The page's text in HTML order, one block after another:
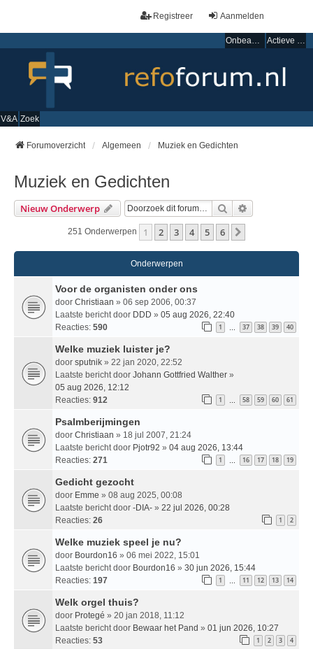
Aanmelden
Registreer
Onbeantwoorde onderwerpen Actieve onderwerpen
V&A Zoek
Forumoverzicht Algemeen Muziek en Gedichten
Muziek en Gedichten
Nieuw Onderwerp Zoek
251 Onderwerpen 1 2 3 4 5 6
Onderwerpen
Voor de organisten onder ons
door Christiaan » 06 sep 2006, 00:37
Laatste bericht door DDD » 05 aug 2026, 22:40
Reacties: 590 1 … 37 38 39 40
Welke muziek luister je?
door sputnik » 22 jan 2020, 22:52
Laatste bericht door Johann Gottfried Walther »
05 aug 2026, 12:12
Reacties: 912 1 … 58 59 60 61
Psalmberijmingen
door Christiaan » 18 jul 2007, 21:24
Laatste bericht door Pjotr92 » 04 aug 2026, 13:44
Reacties: 271 1 … 16 17 18 19
Gedicht gezocht
door Emme » 08 aug 2025, 00:08
Laatste bericht door -DIA- » 22 jul 2026, 00:28
Reacties: 26 1 2
Welke muziek speel je nu?
door Bourdon16 » 06 mei 2022, 15:01
Laatste bericht door Bourdon16 » 30 jun 2026, 15:44
Reacties: 197 1 … 11 12 13 14
Welk orgel thuis?
door Protegé » 20 jan 2018, 11:12
Laatste bericht door Bewaar het Pand » 01 jun 2026, 10:27
Reacties: 53 1 2 3 4